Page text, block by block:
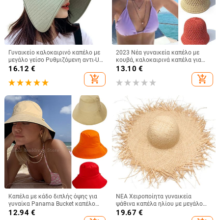
Γυναικείο καλοκαιρινό καπέλο με
μεγάλο γείσο Ρυθμιζόμενη αντι-UV
προστασία Ψαράδικο καπέλο
Πτυσσόμενο καπέλο για τον ήλιο
παραλία Άδειο επάνω καπέλο
16.12 €
add_shopping_cart
2023 Νέα γυναικεία καπέλο με
κουβά, καλοκαιρινά καπέλα για
γυναικεία ψάθινα καπέλα
παραλίας Κορεατικού στυλ μόδας
καπέλο ψαρά
13.10 €
add_shopping_cart
Καπέλα με κάδο διπλής όψης για
γυναίκα Panama Bucket καπέλο
Ανδρικά γυναικεία καπέλα Καπέλα
Ψαράς Καλοκαιρινό μονόχρωμο
12.94€
ΝΕΑ Χειροποίητα γυναικεία
ψάθινα καπέλα ηλίου με μεγάλο
φαρδύ γείσο Gilrs υψηλής
ποιότητας Natural Raffia Panama
19.67 €